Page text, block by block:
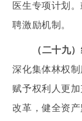
医生专项计划
聘激励机制。
（二十九
深化集体林权
赋予权利人更
改革，健全资